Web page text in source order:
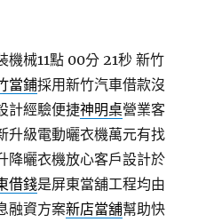
機械11點 00分 21秒 新竹
當鋪採用新竹汽車借款沒
計經驗便捷神明桌營業客
升級電動曬衣機萬元有找
降曬衣機放心客戶設計於
借錢是屏東當舖工程均由
融資方案新店當舖幫助快